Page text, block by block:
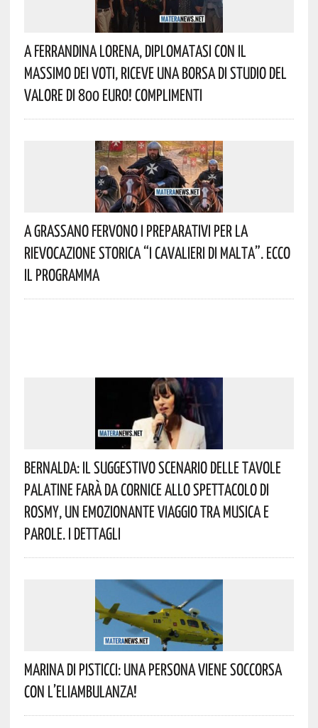
A Ferrandina Lorena, Diplomatasi Con Il
Massimo Dei Voti, Riceve Una Borsa Di Studio Del
Valore Di 800 Euro! Complimenti
A Grassano Fervono I Preparativi Per La
Rievocazione Storica “I CAVALIERI DI MALTA”. Ecco
Il Programma
Bernalda: Il Suggestivo Scenario Delle Tavole
Palatine Farà Da Cornice Allo Spettacolo Di
Rosmy, Un Emozionante Viaggio Tra Musica E
Parole. I Dettagli
Marina Di Pisticci: Una Persona Viene Soccorsa
Con L’eliambulanza!